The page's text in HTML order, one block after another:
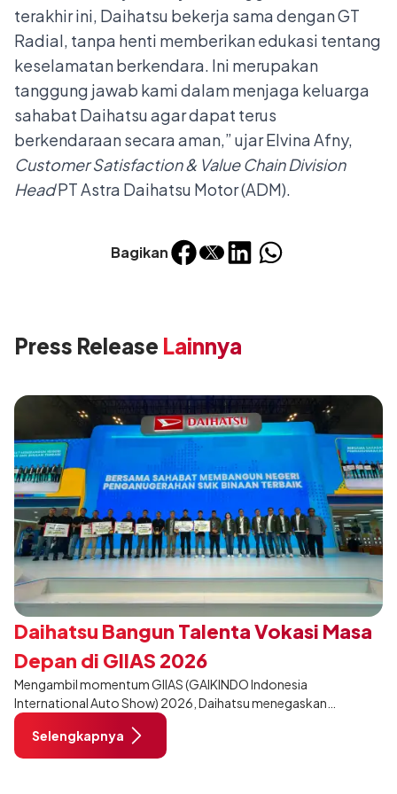
Bagikan
terakhir ini, Daihatsu bekerja sama dengan GT
Radial, tanpa henti memberikan edukasi tentang
keselamatan berkendara. Ini merupakan
tanggung jawab kami dalam menjaga keluarga
sahabat Daihatsu agar dapat terus
berkendaraan secara aman,” ujar Elvina Afny,
Customer Satisfaction & Value Chain Division
HeadPT Astra Daihatsu Motor (ADM).
Press Release Lainnya
Daihatsu Bangun Talenta Vokasi Masa
Depan di GIIAS 2026
Mengambil momentum GIIAS (GAIKINDO Indonesia
International Auto Show) 2026, Daihatsu menegaskan
komitmennya dalam meningkatkan kualitas SDM (Sumber Daya
Manusia) melalui pendidikan vokasi bertema “Bersama Sahabat
Membangun Negeri”. Komitmen ini diwujudkan melalui ajang
Selengkapnya